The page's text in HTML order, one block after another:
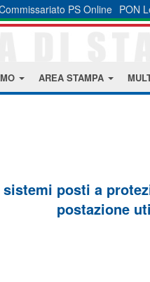
PS Online PON
AREA STAMPA
posti a
postazione